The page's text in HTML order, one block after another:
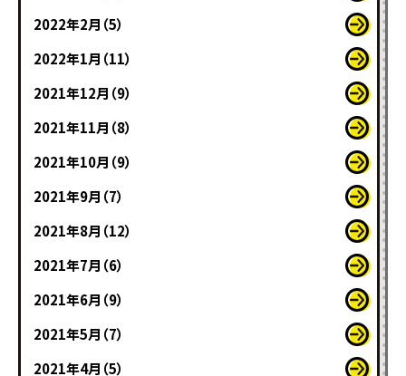
2022年2月（5）
2022年1月（11）
2021年12月（9）
2021年11月（8）
2021年10月（9）
2021年9月（7）
2021年8月（12）
2021年7月（6）
2021年6月（9）
2021年5月（7）
2021年4月（5）